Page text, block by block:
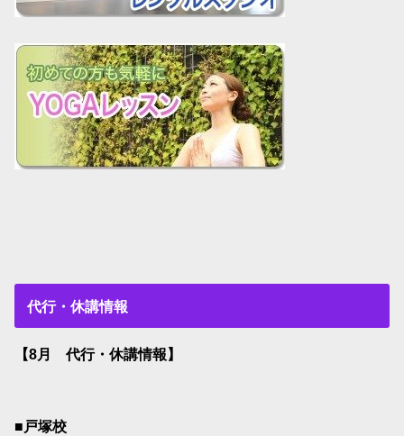
代行・休講情報
【8月 代行・休講情報】
■戸塚校